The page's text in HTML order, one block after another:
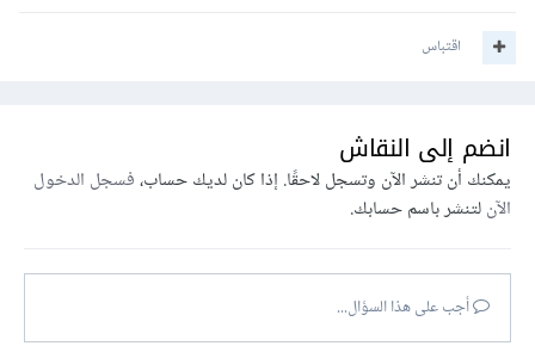
اقتباس
انضم إلى النقاش
يمكنك أن تنشر الآن وتسجل لاحقًا. إذا كان لديك حساب،فسجل الدخول
الآنلتنشر باسم حسابك.
أجب على هذا السؤال...